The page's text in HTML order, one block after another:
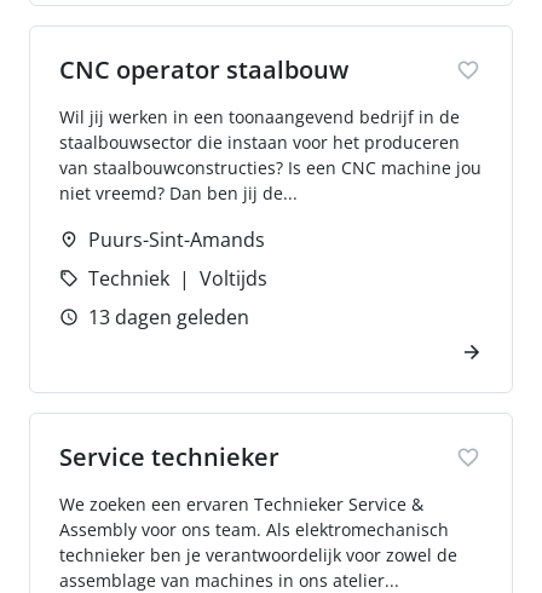
CNC operator staalbouw
Wil jij werken in een toonaangevend bedrijf in de
staalbouwsector die instaan voor het produceren
van staalbouwconstructies? Is een CNC machine jou
niet vreemd? Dan ben jij de...
Puurs-Sint-Amands
Techniek
Voltijds
13 dagen geleden
Service technieker
We zoeken een ervaren Technieker Service &
Assembly voor ons team. Als elektromechanisch
technieker ben je verantwoordelijk voor zowel de
assemblage van machines in ons atelier...